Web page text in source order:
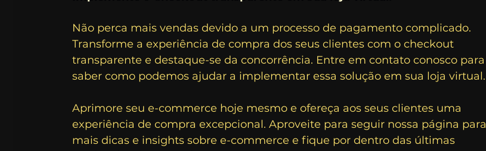
Não perca mais vendas devido a um processo de pagamento complicado.
Transforme a experiência de compra dos seus clientes com o checkout
transparente e destaque-se da concorrência. Entre em contato conosco para
saber como podemos ajudar a implementar essa solução em sua loja virtual.
Aprimore seu e-commerce hoje mesmo e ofereça aos seus clientes uma
experiência de compra excepcional. Aproveite para seguir nossa página para
mais dicas e insights sobre e-commerce e fique por dentro das últimas